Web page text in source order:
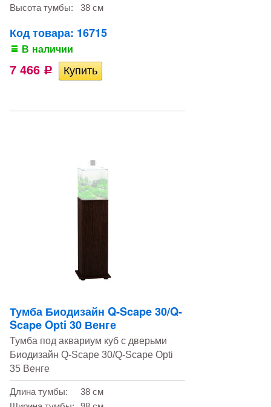
Высота тумбы: 38 см
Код товара: 16715
В наличии
7 466 Р
Тумба Биодизайн Q-Scape 30/Q-
Scape Opti 30 Венге
Тумба под аквариум куб с дверьми
Биодизайн Q-Scape 30/Q-Scape Opti
35 Венге
Длина тумбы:
38 см